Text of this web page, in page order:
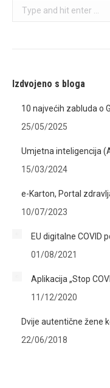
Search:
Izdvojeno s bloga
10 najvećih zabluda o
25/05/2025
Umjetna inteligencija
15/03/2024
e-Karton, Portal
10/07/2023
EU digitalne COVID
01/08/2021
Aplikacija „Stop
11/12/2020
Dvije autentične žene
22/06/2018